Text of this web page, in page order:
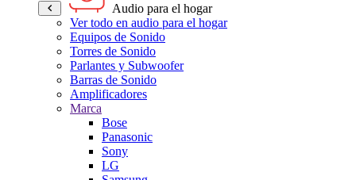
Audio para el hogar
Ver todo en audio para el hogar
Equipos de Sonido
Torres de Sonido
Parlantes y Subwoofer
Barras de Sonido
Amplificadores
Marca
Bose
Panasonic
Sony
LG